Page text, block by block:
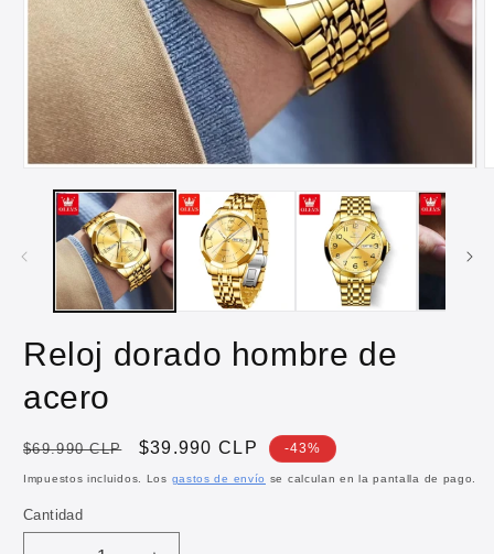
elemento
multimedia
una
ventana
modal
Reloj dorado hombre de
acero
Precio
habitual
$69.990 CLP
Precio
de
$39.990 CLP -43%
Impuestos incluidos. Los gastos de envío se calculan en la pantalla de pago.
Cantidad